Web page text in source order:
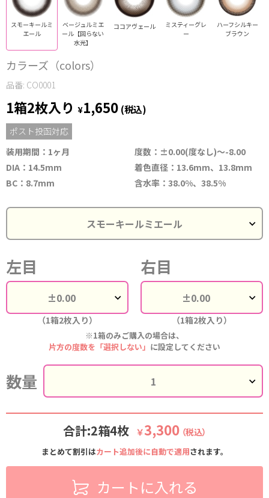
スモーキールミ
エール
ベージュルミエ
ール【回らない
水光】
ココアヴェール
ミスティーグレ
ー
ハーフシルキー
ブラウン
カラーズ（colors）
品番: CO0001
1箱2枚入り ¥1,650 (税込)
ポスト投函対応
装用期間：1ヶ月
度数：±0.00(度なし)～-8.00
DIA：14.5mm
着色直径：13.6mm、13.8mm
BC：8.7mm
含水率：38.0%、38.5%
左目
（1箱2枚入り）
右目
（1箱2枚入り）
※1箱のみご購入の場合は、
片方の度数を「選択しない」 に設定してください
数量
合計:2箱4枚 ￥3,300 （税込）
まとめて割引はカート追加後に自動で適用されます。
カートに入れる